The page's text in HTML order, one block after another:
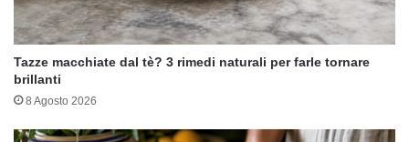
Tazze macchiate dal tè? 3 rimedi naturali per farle tornare
brillanti
8 Agosto 2026